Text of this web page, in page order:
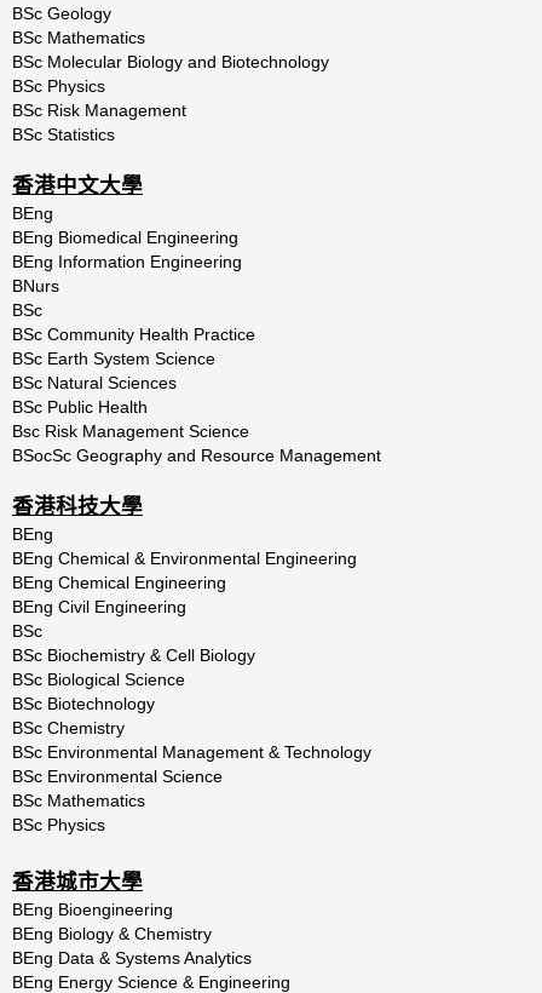
BSc Geology
BSc Mathematics
BSc Molecular Biology and Biotechnology
BSc Physics
BSc Risk Management
BSc Statistics
香港中文大學
BEng
BEng Biomedical Engineering
BEng Information Engineering
BNurs
BSc
BSc Community Health Practice
BSc Earth System Science
BSc Natural Sciences
BSc Public Health
Bsc Risk Management Science
BSocSc Geography and Resource Management
香港科技大學
BEng
BEng Chemical & Environmental Engineering
BEng Chemical Engineering
BEng Civil Engineering
BSc
BSc Biochemistry & Cell Biology
BSc Biological Science
BSc Biotechnology
BSc Chemistry
BSc Environmental Management & Technology
BSc Environmental Science
BSc Mathematics
BSc Physics
香港城市大學
BEng Bioengineering
BEng Biology & Chemistry
BEng Data & Systems Analytics
BEng Energy Science & Engineering